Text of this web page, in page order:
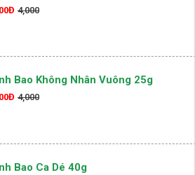
4,000
Bao Không Nhân Vuông 25g
4,000
Bao Ca Dé 40g